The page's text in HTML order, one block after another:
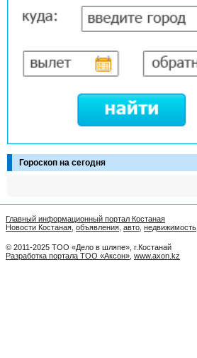
Гороскоп на сегодня
Главный информационный портал Костаная
Новости Костаная объявления авто недвижимость
© 2011-2025 ТОО «Дело в шляпе», г.Костанай
Разработка портала ТОО «Аксон» www.axon.kz